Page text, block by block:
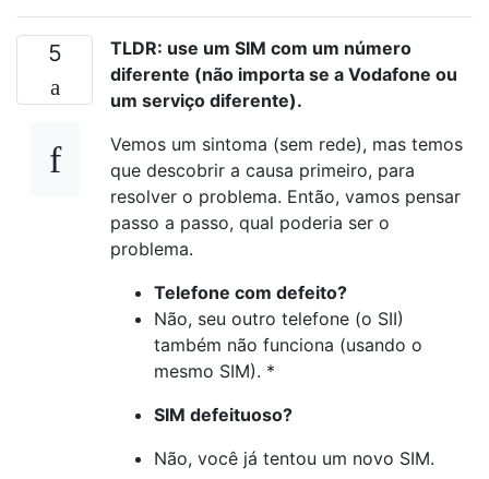
5
TLDR: use um SIM com um número
diferente (não importa se a Vodafone ou
um serviço diferente).
Vemos um sintoma (sem rede), mas temos
que descobrir a causa primeiro, para
resolver o problema. Então, vamos pensar
passo a passo, qual poderia ser o
problema.
Telefone com defeito?
Não, seu outro telefone (o SII)
também não funciona (usando o
mesmo SIM). *
SIM defeituoso?
Não, você já tentou um novo SIM.